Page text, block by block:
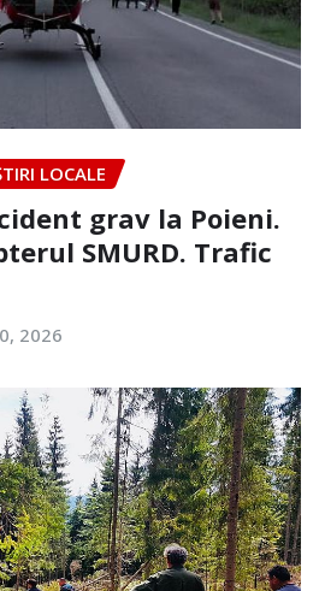
LOCALE
grav la Poieni.
SMURD. Trafic
2026